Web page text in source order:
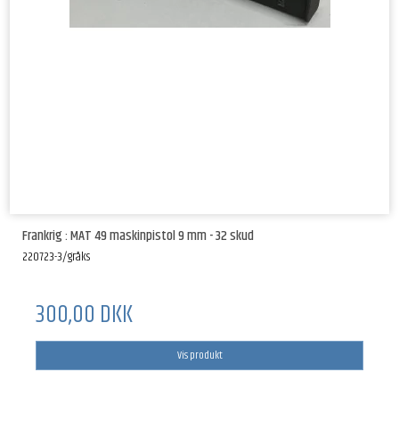
Frankrig : MAT 49 maskinpistol 9 mm - 32 skud
220723-3/gråks
300,00 DKK
Vis produkt